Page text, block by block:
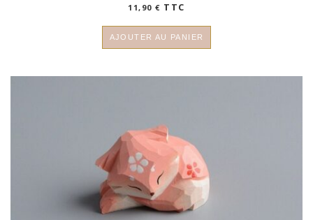
11,90€ TTC
AJOUTER AU PANIER